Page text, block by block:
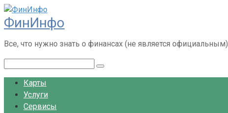
Перейти
к
контенту
ФинИнфо
Все, что нужно знать о финансах (не является официальным)
Карты
Услуги
Сервисы